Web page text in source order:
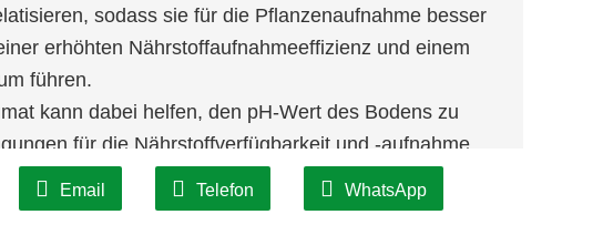
sodass sie für die Pflanzenaufnahme besser
erhöhten Nährstoffaufnahmeeffizienz und einem
führen.
kann dabei helfen, den pH-Wert des Bodens zu
für die Nährstoffverfügbarkeit und -aufnahme
Email Telefon WhatsApp